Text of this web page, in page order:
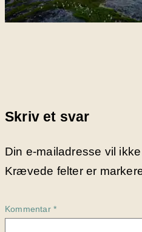
Skriv et svar
Din e-mailadresse vil
Krævede felter er
Kommentar *